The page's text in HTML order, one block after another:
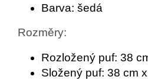
Barva: šedá
Rozměry:
Rozložený puf: 38
Složený puf: 38 cm